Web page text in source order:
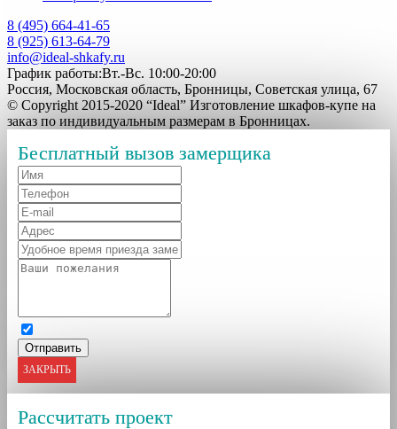
8 (495) 664-41-65
8 (925) 613-64-79
info@ideal-shkafy.ru
График работы:Вт.-Вс. 10:00-20:00
Россия, Московская область, Бронницы, Советская улица, 67
© Copyright 2015-2020 “Ideal” Изготовление шкафов-купе на
заказ по индивидуальным размерам в Бронницах.
Бесплатный вызов замерщика
ЗАКРЫТЬ
Рассчитать проект